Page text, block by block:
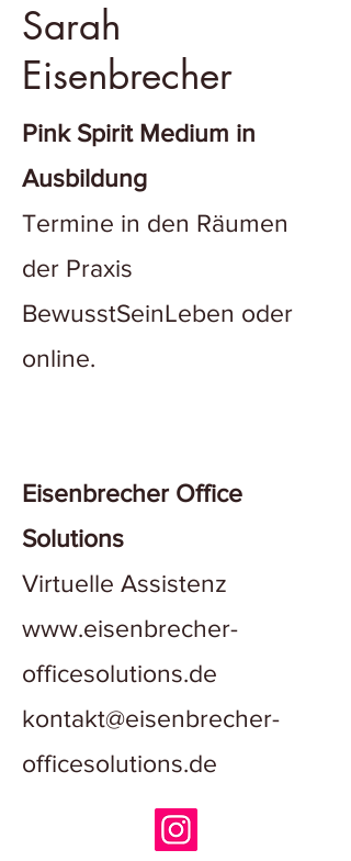
Sarah
Eisenbrecher
Pink Spirit Medium in
Ausbildung
Termine in den Räumen
der Praxis
BewusstSeinLeben oder
online.
Eisenbrecher Office
Solutions
Virtuelle Assistenz
www.eisenbrecher-
officesolutions.de
kontakt@eisenbrecher-
officesolutions.de